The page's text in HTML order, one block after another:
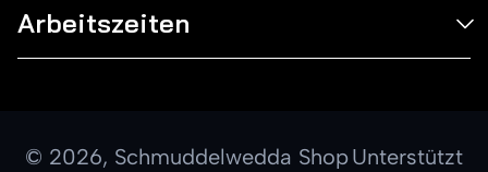
Arbeitszeiten
© 2026, Schmuddelwedda ShopUnterstützt